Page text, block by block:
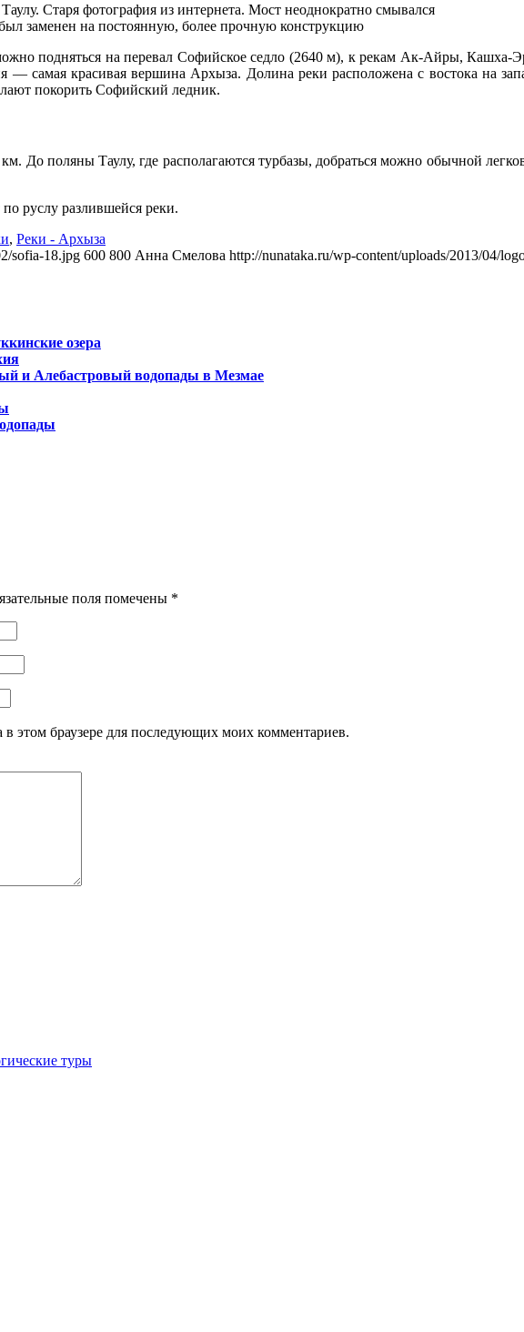
Старя фотография из интернета. Мост неоднократно смывался
заменен на постоянную, более прочную конструкцию
подняться на перевал Софийское седло (2640 м), к рекам Ак-Айры, Кашха-
— самая красивая вершина Архыза. Долина реки расположена с востока на
покорить Софийский ледник.
До поляны Таулу, где располагаются турбазы, добраться можно обычной
руслу разлившейся реки.
, Реки - Архыза
sofia-18.jpg 600 800 Анна Смелова http://nunataka.ru/wp-content/uploads/2013/04/
озера
и Алебастровый водопады в Мезмае
поля помечены *
этом браузере для последующих моих комментариев.
туры